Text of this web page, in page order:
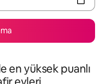
en yüksek puanlı